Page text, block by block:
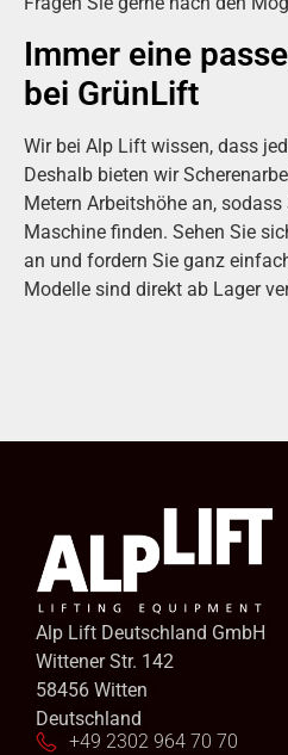
Immer eine
bei GrünLift
Wir bei Alp Lift wissen, dass
Deshalb bieten wir
Metern Arbeitshöhe an,
Maschine finden. Sehen Sie
an und fordern Sie ganz
Modelle sind direkt ab Lager
Alp Lift Deutschland GmbH
Wittener Str. 142
58456 Witten
Deutschland
+49 2302 964 70 70